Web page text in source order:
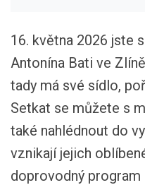
16. května 2026 jste
Antonína Bati ve
tady má své sídlo,
Setkat se můžete s
také nahlédnout do
vznikají jejich
doprovodný